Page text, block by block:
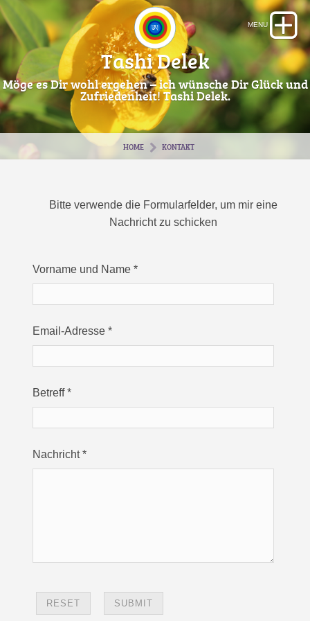
Tashi Delek
Möge es Dir wohl ergehen – ich wünsche Dir Glück und
Zufriedenheit! Tashi Delek.
HOME KONTAKT
Bitte verwende die Formularfelder, um mir eine
Nachricht zu schicken
Vorname und Name*
Email-Adresse*
Betreff*
Nachricht*